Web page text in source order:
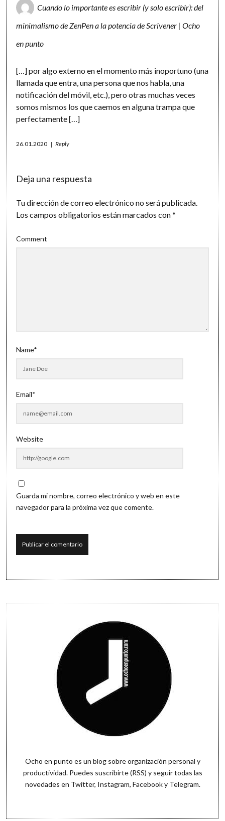
Cuando lo importante es escribir (y solo escribir): del
minimalismo de ZenPen a la potencia de Scrivener | Ocho
en punto
[…] por algo externo en el momento más inoportuno (una
llamada que entra, una persona que nos habla, una
notificación del móvil, etc.), pero otras muchas veces
somos mismos los que caemos en alguna trampa que
perfectamente […]
26.01.2020 Reply
Deja una respuesta
Tu dirección de correo electrónico no será publicada.
Los campos obligatorios están marcados con*
Comment
Name*
Email*
Website
Guarda mi nombre, correo electrónico y web en este
navegador para la próxima vez que comente.
Sidebar
Ocho en punto es un blog sobre organización personal y
productividad. Puedes suscribirte (RSS) y seguir todas las
novedades en Twitter, Instagram, Facebooky Telegram.